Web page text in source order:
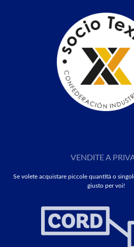
VENDITE A
Se volete acquistare piccole quantità o
giusto per voi!